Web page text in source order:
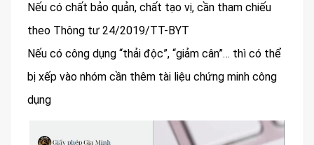
Nếu có chất bảo quản, chất tạo vị, cần tham chiếu
theo Thông tư 24/2019/TT-BYT
Nếu có công dụng “thải độc”, “giảm cân”… thì có thể
bị xếp vào nhóm cần thêm tài liệu chứng minh công
dụng